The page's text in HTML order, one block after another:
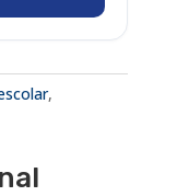
,